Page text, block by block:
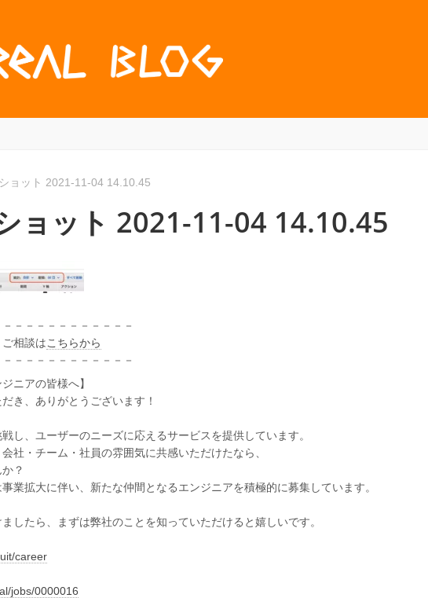
ョット 2021-11-04 14.10.45
ョット 2021-11-04 14.10.45
－－－－－－－－－－－
相談はこちらから
－－－－－－－－－－－
ニアの皆様へ】
き、ありがとうございます！
し、ユーザーのニーズに応えるサービスを提供しています。
社・チーム・社員の雰囲気に共感いただけたなら、
？
業拡大に伴い、新たな仲間となるエンジニアを積極的に募集しています。
したら、まずは弊社のことを知っていただけると嬉しいです。
career
jobs/0000016